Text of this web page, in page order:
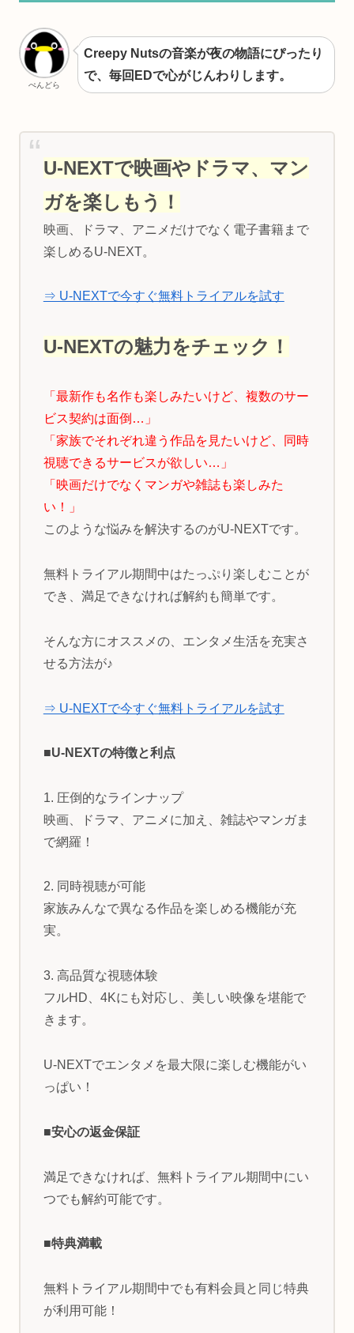
ぺんどら
Creepy Nutsの音楽が夜の物語にぴったり
で、毎回EDで心がじんわりします。
U-NEXTで映画やドラマ、マン
ガを楽しもう！
映画、ドラマ、アニメだけでなく電子書籍まで
楽しめるU-NEXT。
⇒ U-NEXTで今すぐ無料トライアルを試す
U-NEXTの魅力をチェック！
「最新作も名作も楽しみたいけど、複数のサー
ビス契約は面倒…」
「家族でそれぞれ違う作品を見たいけど、同時
視聴できるサービスが欲しい…」
「映画だけでなくマンガや雑誌も楽しみた
い！」
このような悩みを解決するのがU-NEXTです。
無料トライアル期間中はたっぷり楽しむことが
でき、満足できなければ解約も簡単です。
そんな方にオススメの、エンタメ生活を充実さ
せる方法が♪
⇒ U-NEXTで今すぐ無料トライアルを試す
■U-NEXTの特徴と利点
1. 圧倒的なラインナップ
映画、ドラマ、アニメに加え、雑誌やマンガま
で網羅！
2. 同時視聴が可能
家族みんなで異なる作品を楽しめる機能が充
実。
3. 高品質な視聴体験
フルHD、4Kにも対応し、美しい映像を堪能で
きます。
U-NEXTでエンタメを最大限に楽しむ機能がい
っぱい！
■安心の返金保証
満足できなければ、無料トライアル期間中にい
つでも解約可能です。
■特典満載
無料トライアル期間中でも有料会員と同じ特典
が利用可能！